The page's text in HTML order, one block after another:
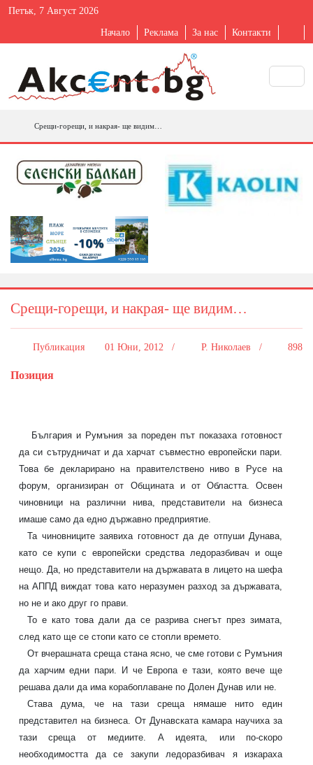
Петък, 7 Август 2026
Начало Реклама За нас Контакти
Срещи-горещи, и накрая- ще видим…
Срещи-горещи, и накрая- ще видим…
Публикация 01 Юни, 2012 / Р. Николаев / 898
Позиция
България и Румъния за пореден път показаха готовност
да си сътрудничат и да харчат съвместно европейски пари.
Това бе декларирано на правителствено ниво в Русе на
форум, организиран от Общината и от Областта. Освен
чиновници на различни нива, представители на бизнеса
имаше само да едно държавно предприятие.
Та чиновниците заявиха готовност да де отпуши Дунава,
като се купи с европейски средства ледоразбивач и още
нещо. Да, но представители на държавата в лицето на шефа
на АППД виждат това като неразумен разход за държавата,
но не и ако друг го прави.
То е като това дали да се разрива снегът през зимата,
след като ще се стопи като се стопли времето.
От вчерашната среща стана ясно, че сме готови с Румъния
да харчим едни пари. И че Европа е тази, която вече ще
решава дали да има корабоплаване по Долен Дунав или не.
Става дума, че на тази среща нямаше нито един
представител на бизнеса. От Дунавската камара научиха за
тази среща от медиите. А идеята, или по-скоро
необходимостта да се закупи ледоразбивач я изкараха